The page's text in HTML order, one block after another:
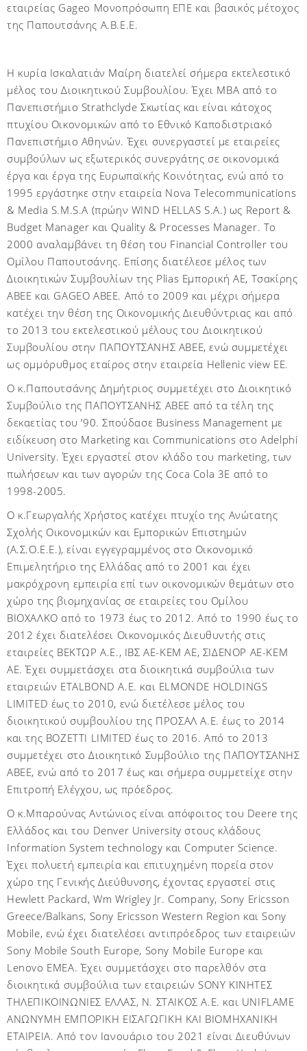
εταιρείας Gageo Μονοπρόσωπη ΕΠΕ και βασικός μέτοχος
της Παπουτσάνης Α.Β.Ε.Ε.
Η κυρία Ισκαλατιάν Μαίρη διατελεί σήμερα εκτελεστικό
μέλος του Διοικητικού Συμβουλίου. Έχει MBA από το
Πανεπιστήμιο Strathclyde Σκωτίας και είναι κάτοχος
πτυχίου Οικονομικών από το Εθνικό Καποδιστριακό
Πανεπιστήμιο Αθηνών. Έχει συνεργαστεί με εταιρείες
συμβούλων ως εξωτερικός συνεργάτης σε οικονομικά
έργα και έργα της Ευρωπαϊκής Κοινότητας, ενώ από το
1995 εργάστηκε στην εταιρεία Nova Telecommunications
& Media S.M.S.A (πρώην WIND HELLAS S.A.) ως Report &
Budget Manager και Quality & Processes Manager. Το
2000 αναλαμβάνει τη θέση του Financial Controller του
Ομίλου Παπουτσάνης. Επίσης διατέλεσε μέλος των
Διοικητικών Συμβουλίων της Plias Εμπορική ΑΕ, Τσακίρης
ΑΒΕΕ και GAGEO ABEE. Από το 2009 και μέχρι σήμερα
κατέχει την θέση της Οικονομικής Διευθύντριας και από
το 2013 του εκτελεστικού μέλους του Διοικητικού
Συμβουλίου στην ΠΑΠΟΥΤΣΑΝΗΣ ΑΒΕΕ, ενώ συμμετέχει
ως ομμόρυθμος εταίρος στην εταιρεία Hellenic view EE.
Ο κ.Παπουτσάνης Δημήτριος συμμετέχει στο Διοικητικό
Συμβούλιο της ΠΑΠΟΥΤΣΑΝΗΣ ΑΒΕΕ από τα τέλη της
δεκαετίας του ’90.Σπούδασε Business Management με
ειδίκευση στο Marketing και Communications στο Adelphi
University.Έχει εργαστεί στον κλάδο του marketing, των
πωλήσεων και των αγορών της Coca Cola 3E από το
1998-2005.
Ο κ.Γεωργαλής Χρήστος κατέχει πτυχίο της Ανώτατης
Σχολής Οικονομικών και Εμπορικών Επιστημών
(Α.Σ.Ο.Ε.Ε.), είναι εγγεγραμμένος στο Οικονομικό
Επιμελητήριο της Ελλάδας από το 2001 και έχει
μακρόχρονη εμπειρία επί των οικονομικών θεμάτων στο
χώρο της βιομηχανίας σε εταιρείες του Ομίλου
ΒΙΟΧΑΛΚΟ από το 1973 έως το 2012. Από το 1990 έως το
2012 έχει διατελέσει Οικονομικός Διευθυντής στις
εταιρείες ΒΕΚΤΩΡ Α.Ε., ΙΒΣ ΑΕ-ΚΕΜ ΑΕ, ΣΙΔΕΝΟΡ ΑΕ-ΚΕΜ
ΑΕ. Έχει συμμετάσχει στα διοικητικά συμβούλια των
εταιρειών ETALBOND A.E. και ELMONDE HOLDINGS
LIMITED έως το 2010, ενώ διετέλεσε μέλος του
διοικητικού συμβουλίου της ΠΡΟΣΑΛ Α.Ε. έως το 2014
και της BOZETTI LIMITED έως το 2016. Από το 2013
συμμετέχει στο Διοικητικό Συμβούλιο της ΠΑΠΟΥΤΣΑΝΗΣ
ΑΒΕΕ, ενώ από το 2017 έως και σήμερα συμμετείχε στην
Επιτροπή Ελέγχου, ως πρόεδρος.
Ο κ.Μπαρούνας Αντώνιος είναι απόφοιτος του Deere της
Ελλάδος και του Denver University στους κλάδους
Information System technology και Computer Science.
Έχει πολυετή εμπειρία και επιτυχημένη πορεία στον
χώρο της Γενικής Διεύθυνσης, έχοντας εργαστεί στις
Hewlett Packard,Wm Wrigley Jr. Company, Sony Ericsson
Greece/Balkans, Sony Ericsson Western Region καιSony
Mobile, ενώ έχει διατελέσει αντιπρόεδρος των εταιρειών
Sony Mobile South Europe, Sony Mobile Europe και
Lenovo ΕΜΕΑ. Έχει συμμετάσχει στο παρελθόν στα
διοικητικά συμβούλια των εταιρειώνSONY ΚΙΝΗΤΕΣ
ΤΗΛΕΠΙΚΟΙΝΩΝΙΕΣ ΕΛΛΑΣ, Ν. ΣΤΑΙΚΟΣ Α.Ε. και UNIFLAME
ΑΝΩΝΥΜΗ ΕΜΠΟΡΙΚΗ ΕΙΣΑΓΩΓΙΚΗ ΚΑΙ ΒΙΟΜΗΧΑΝΙΚΗ
ΕΤΑΙΡΕΙΑ. Από τον Ιανουάριο του 2021 είναι Διευθύνων